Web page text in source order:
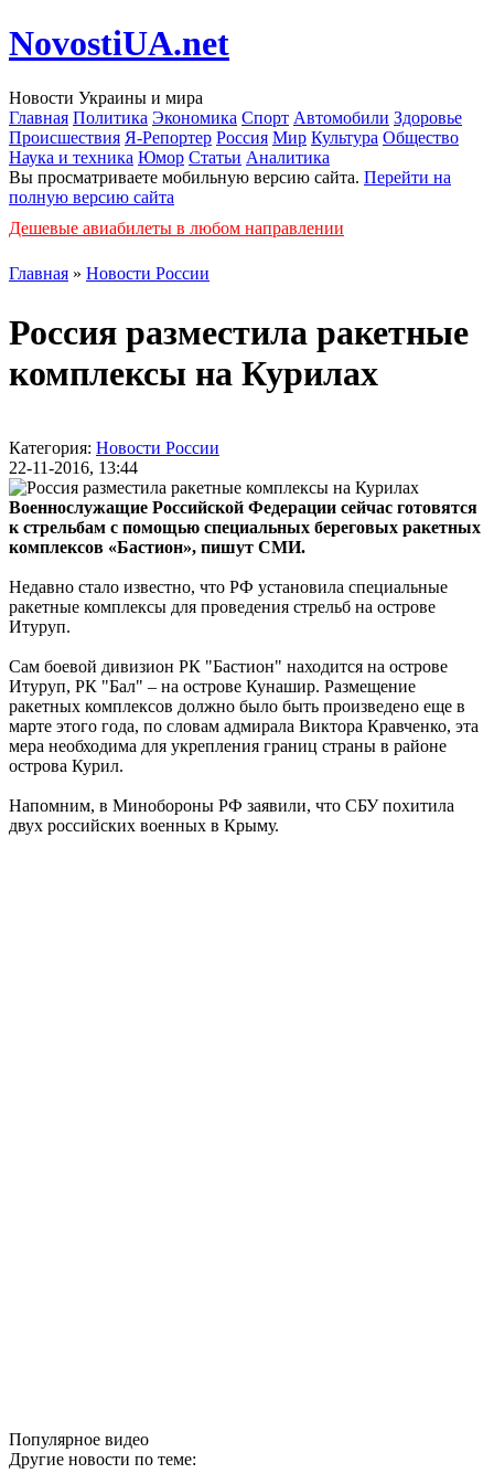
NovostiUA.net
Новости Украины и мира
Главная Политика Экономика Спорт Автомобили Здоровье
Происшествия Я-Репортер Россия Мир Культура Общество
Наука и техника Юмор Статьи Аналитика
Вы просматриваете мобильную версию сайта. Перейти на
полную версию сайта
Дешевые авиабилеты в любом направлении
Главная » Новости России
Россия разместила ракетные
комплексы на Курилах
Категория: Новости России
22-11-2016, 13:44
Военнослужащие Российской Федерации сейчас готовятся
к стрельбам с помощью специальных береговых ракетных
комплексов «Бастион», пишут СМИ.
Недавно стало известно, что РФ установила специальные
ракетные комплексы для проведения стрельб на острове
Итуруп.
Сам боевой дивизион РК "Бастион" находится на острове
Итуруп, РК "Бал" – на острове Кунашир. Размещение
ракетных комплексов должно было быть произведено еще в
марте этого года, по словам адмирала Виктора Кравченко, эта
мера необходима для укрепления границ страны в районе
острова Курил.
Напомним, в Минобороны РФ заявили, что СБУ похитила
двух российских военных в Крыму.
Популярное видео
Другие новости по теме: